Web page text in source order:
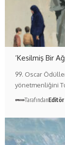
‘Kesilmiş Bir
99. Oscar
yönetmenliğini
TarafındanEditör